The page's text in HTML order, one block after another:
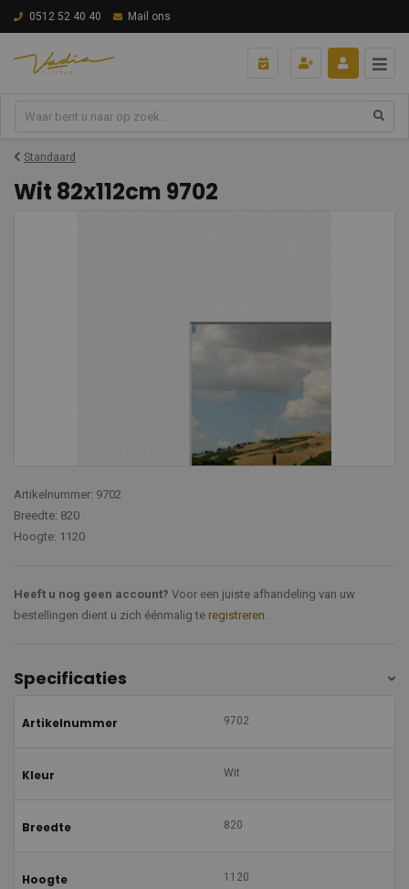
0512 52 40 40 Mail ons
Standaard
Wit 82x112cm 9702
Artikelnummer: 9702
Breedte: 820
Hoogte: 1120
Heeft u nog geen account? Voor een juiste afhandeling van uw
bestellingen dient u zich éénmalig te registreren.
Specificaties
Artikelnummer 9702
Kleur Wit
Breedte 820
Hoogte 1120